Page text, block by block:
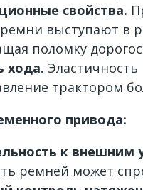
свойства.
выступают в
поломку
хода.
трактором
привода:
к внешним
ремней может